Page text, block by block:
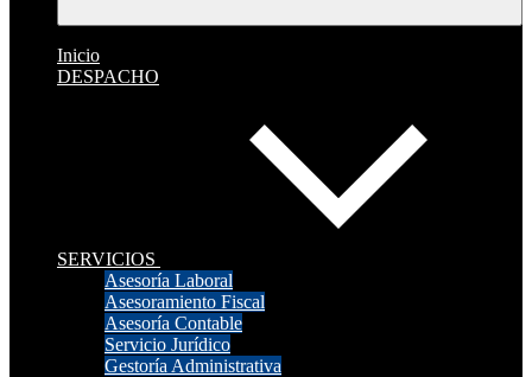
Inicio
DESPACHO
SERVICIOS
Asesoría Laboral
Asesoramiento Fiscal
Asesoría Contable
Servicio Jurídico
Gestoría Administrativa